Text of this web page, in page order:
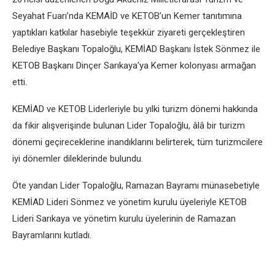
Seyahat Fuarı’nda KEMAİD ve KETOB’un Kemer tanıtımına
yaptıkları katkılar hasebiyle teşekkür ziyareti gerçekleştiren
Belediye Başkanı Topaloğlu, KEMİAD Başkanı İstek Sönmez ile
KETOB Başkanı Dinçer Sarıkaya’ya Kemer kolonyası armağan
etti.
KEMİAD ve KETOB Liderleriyle bu yılki turizm dönemi hakkında
da fikir alışverişinde bulunan Lider Topaloğlu, âlâ bir turizm
dönemi geçireceklerine inandıklarını belirterek, tüm turizmcilere
iyi dönemler dileklerinde bulundu.
Öte yandan Lider Topaloğlu, Ramazan Bayramı münasebetiyle
KEMİAD Lideri Sönmez ve yönetim kurulu üyeleriyle KETOB
Lideri Sarıkaya ve yönetim kurulu üyelerinin de Ramazan
Bayramlarını kutladı.